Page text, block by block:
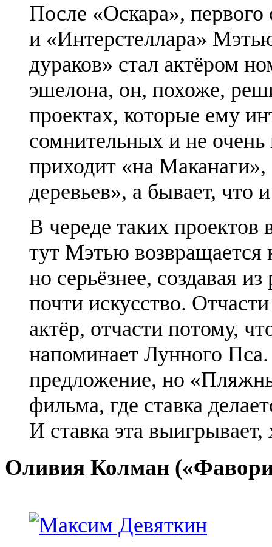
После «Оскара», первого
и «Интерстеллара»
дураков» стал актёром
эшелона, он, похоже,
проектах, которые ему
сомнительных и не
приходит «на Маканаги»,
деревьев», а бывает,
В череде таких
тут Мэтью возвращается
но серьёзнее, создавая
почти искусство.
актёр, отчасти потому,
напоминает Лунного
предложение, но
фильма, где ставка
И ставка эта выигрывает,
Оливия Колман